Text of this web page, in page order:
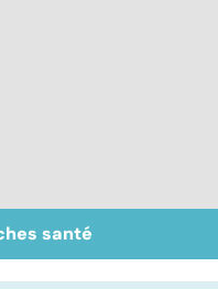
Suicide : prévenir le
passage à l'acte
santé